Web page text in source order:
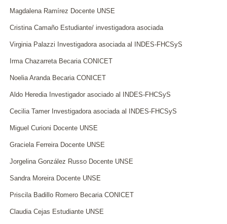
Magdalena Ramírez Docente UNSE
Cristina Camaño Estudiante/ investigadora asociada
Virginia Palazzi Investigadora asociada al INDES-FHCSyS
Irma Chazarreta Becaria CONICET
Noelia Aranda Becaria CONICET
Aldo Heredia Investigador asociado al INDES-FHCSyS
Cecilia Tamer Investigadora asociada al INDES-FHCSyS
Miguel Curioni Docente UNSE
Graciela Ferreira Docente UNSE
Jorgelina González Russo Docente UNSE
Sandra Moreira Docente UNSE
Priscila Badillo Romero Becaria CONICET
Claudia Cejas Estudiante UNSE